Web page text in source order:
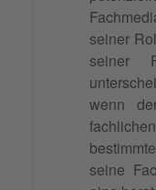
seiner
seiner
wenn
bestimmte
seine